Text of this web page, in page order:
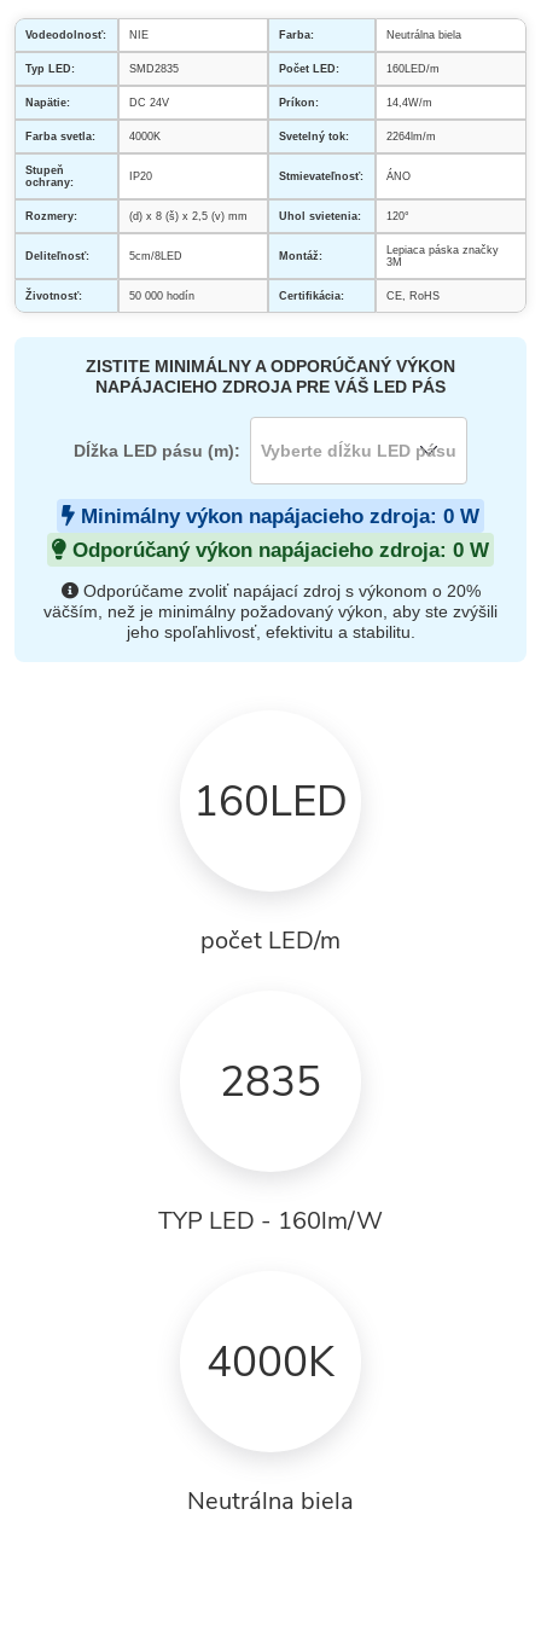
Vodeodolnosť: NIE Farba: Neutrálna biela
Typ LED: SMD2835 Počet LED: 160LED/m
Napätie: DC 24V Príkon: 14,4W/m
Farba svetla: 4000K Svetelný tok: 2264lm/m
Stupeň
ochrany:
IP20 Stmievateľnosť: ÁNO
Rozmery: (d) x 8 (š) x 2,5 (v) mm Uhol svietenia: 120°
Deliteľnosť: 5cm/8LED Montáž:
Lepiaca páska značky
3M
Životnosť: 50 000 hodín Certifikácia: CE, RoHS
ZISTITE MINIMÁLNY A ODPORÚČANÝ VÝKON
NAPÁJACIEHO ZDROJA PRE VÁŠ LED PÁS
Dĺžka LED pásu (m):
Minimálny výkon napájacieho zdroja: 0 W
Odporúčaný výkon napájacieho zdroja: 0 W
Odporúčame zvoliť napájací zdroj s výkonom o 20%
väčším, než je minimálny požadovaný výkon, aby ste zvýšili
jeho spoľahlivosť, efektivitu a stabilitu.
160LED
počet LED/m
2835
TYP LED - 160lm/W
4000K
Neutrálna biela